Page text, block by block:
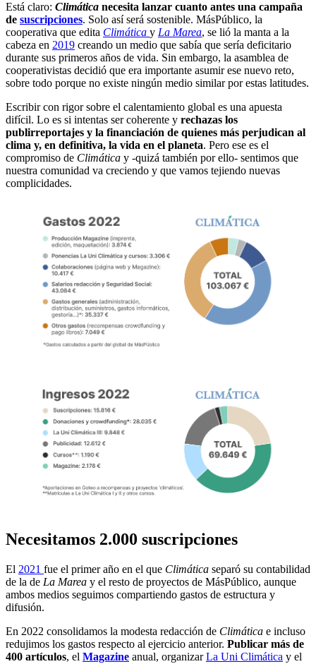
Está claro: Climática necesita lanzar cuanto antes una campaña
de suscripciones. Solo así será sostenible. MásPúblico, la
cooperativa que edita Climática y La Marea, se lió la manta a la
cabeza en 2019 creando un medio que sabía que sería deficitario
durante sus primeros años de vida. Sin embargo, la asamblea de
cooperativistas decidió que era importante asumir ese nuevo reto,
sobre todo porque no existe ningún medio similar por estas latitudes.
Escribir con rigor sobre el calentamiento global es una apuesta
difícil. Lo es si intentas ser coherente y rechazas los
publirreportajes y la financiación de quienes más perjudican al
clima y, en definitiva, la vida en el planeta. Pero ese es el
compromiso de Climática y -quizá también por ello- sentimos que
nuestra comunidad va creciendo y que vamos tejiendo nuevas
complicidades.
Necesitamos 2.000 suscripciones
El 2021 fue el primer año en el que Climática separó su contabilidad
de la de La Marea y el resto de proyectos de MásPúblico, aunque
ambos medios seguimos compartiendo gastos de estructura y
difusión.
En 2022 consolidamos la modesta redacción de Climática e incluso
redujimos los gastos respecto al ejercicio anterior. Publicar más de
400 artículos, el Magazine anual, organizarLa Uni Climática y el